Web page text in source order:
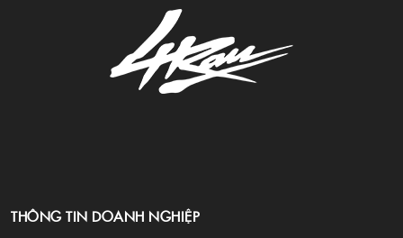
THÔNG TIN DOANH NGHIỆP